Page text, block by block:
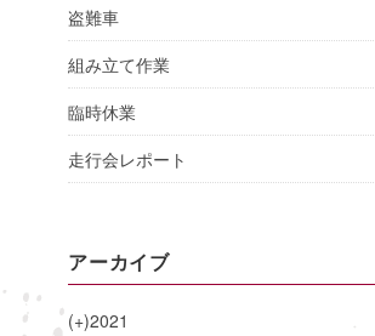
盗難車
組み立て作業
臨時休業
走行会レポート
アーカイブ
(+)2021